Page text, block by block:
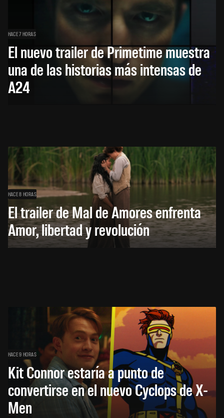
HACE 7 HORAS
El nuevo trailer de Primetime muestra
una de las historias más intensas de
A24
HACE 8 HORAS
El trailer de Mal de Amores enfrenta
Amor, libertad y revolución
HACE 9 HORAS
Kit Connor estaría a punto de
convertirse en el nuevo Cyclops de X-
Men